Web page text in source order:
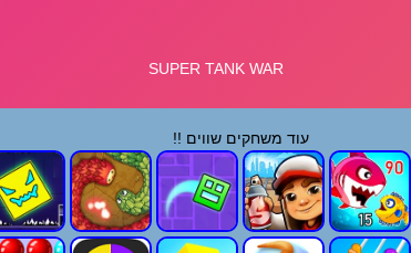
עוד משחקים שווים !!